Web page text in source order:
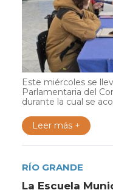
Este miércoles se
Parlamentaria del
durante la cual se
Leer más +
RÍO GRANDE
La Escuela